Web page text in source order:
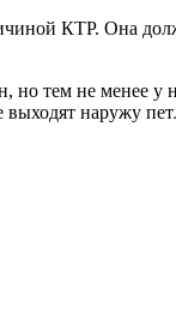
КТР. Она
тем не менее у
наружу